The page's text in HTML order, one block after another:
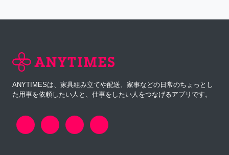
ANYTIMESは、家具組み立てや配送、家事などの日常のちょっとし
た用事を依頼したい人と、仕事をしたい人をつなげるアプリです。